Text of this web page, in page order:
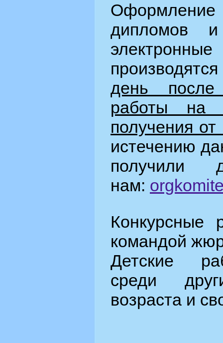
дипломов
день
работы на
получения
истечению
получили
нам:
Конкурсные
командой
Детские
среди
возраста и